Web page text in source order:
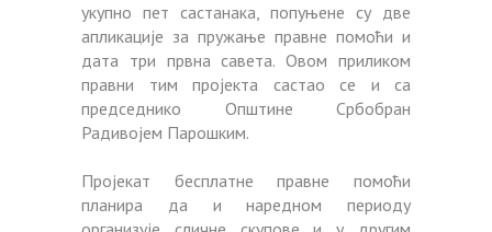
укупно пет састанака, попуњене су две
апликације за пружање правне помоћи и
дата три првна савета. Овом приликом
правни тим пројекта састао се и са
председнико Општине Србобран
Радивојем Парошким.
Пројекат бесплатне правне помоћи
планира да и наредном периоду